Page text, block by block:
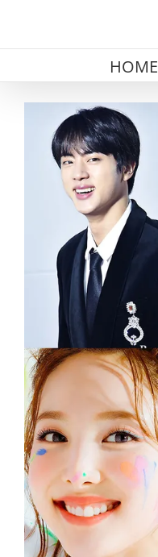
HOME
Larger
Image